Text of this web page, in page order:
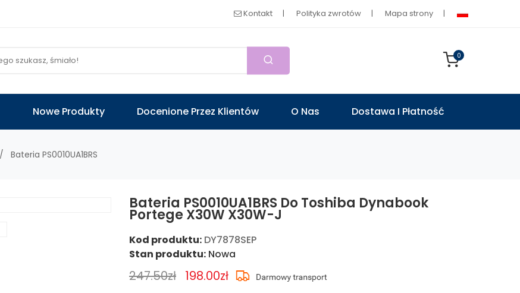
Kontakt Polityka zwrotów Mapa strony
0
Nowe Produkty Docenione Przez Klientów O Nas Dostawa I Płatność
Bateria PS0010UA1BRS
Bateria PS0010UA1BRS Do Toshiba Dynabook
Portege X30W X30W-J
Kod produktu: DY7878SEP
Stan produktu: Nowa
247.50zł 198.00zł